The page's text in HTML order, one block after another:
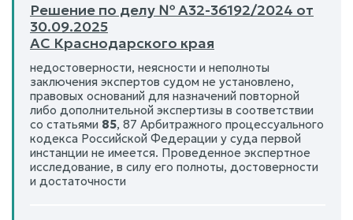
Решение по делу № А32-36192/2024 от
30.09.2025
АС Краснодарского края
недостоверности, неясности и неполноты
заключения экспертов судом не установлено,
правовых оснований для назначений повторной
либо дополнительной экспертизы в соответствии
со статьями 85, 87 Арбитражного процессуального
кодекса Российской Федерации у суда первой
инстанции не имеется. Проведенное экспертное
исследование, в силу его полноты, достоверности
и достаточности